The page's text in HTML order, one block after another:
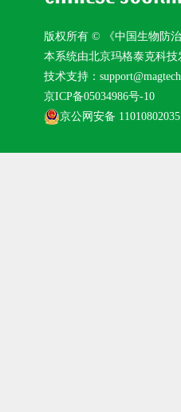
版权所有 © 《中国生物防
本系统由北京玛格泰克科
技术支持：
京ICP备05034986号-10
京公网安备